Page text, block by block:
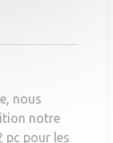
nous
notre
pc pour les